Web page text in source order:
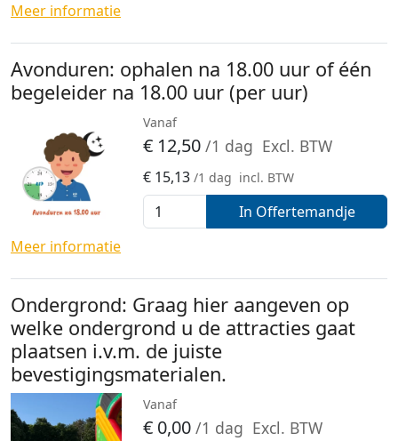
Meer informatie
Avonduren: ophalen na 18.00 uur of één
begeleider na 18.00 uur (per uur)
Vanaf
€ 12,50 /1 dag Excl. BTW
€ 15,13 /1 dag incl. BTW
In Offertemandje
Meer informatie
Ondergrond: Graag hier aangeven op
welke ondergrond u de attracties gaat
plaatsen i.v.m. de juiste
bevestigingsmaterialen.
Vanaf
€ 0,00 /1 dag Excl. BTW